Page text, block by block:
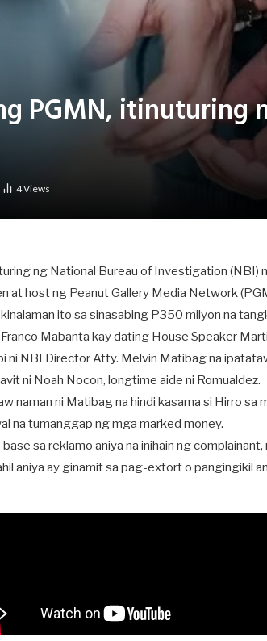
PGMN, itinuturing
4Views
ng National Bureau of Investigation (NBI)
at host ng Peanut Gallery Media Network
ito sa sinasabing P350 milyon na
Franco Mabanta kay dating House Speaker
ni NBI Director Atty. Melvin Matibag na
ni Noah Nocon, longtime aide ni Romualdez.
naman ni Matibag na hindi kasama si Hirro sa
na tumanggap ng mga marked money.
base sa reklamo aniya na inihain ng
aniya ay ginamit sa pag-extort o pangingikil